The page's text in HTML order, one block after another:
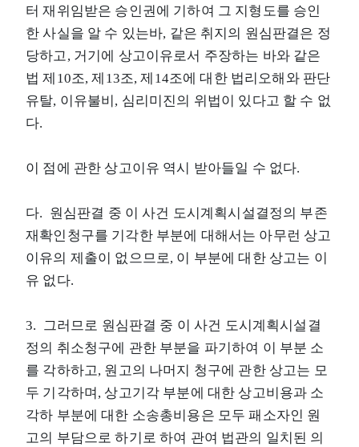
터 재위임받은 승인권에 기하여 그 지형도를 승인
한 사실을 알 수 있는바, 같은 취지의 원심판결은 정
당하고, 거기에 상고이유로서 주장하는 바와 같은
법 제10조, 제13조, 제14조에 대한 법리오해와 판단
유탈, 이유불비, 심리미진의 위법이 있다고 할 수 없
다.
이 점에 관한 상고이유 역시 받아들일 수 없다.
다. 원심판결 중 이 사건 도시계획시설결정의 부존
재확인청구를 기각한 부분에 대해서는 아무런 상고
이유의 제출이 없으므로, 이 부분에 대한 상고는 이
유 없다.
3. 그러므로 원심판결 중 이 사건 도시계획시설결
정의 취소청구에 관한 부분을 파기하여 이 부분 소
를 각하하고, 원고의 나머지 청구에 관한 상고는 모
두 기각하며, 상고기각 부분에 대한 상고비용과 소
각하 부분에 대한 소송총비용은 모두 패소자인 원
고의 부담으로 하기로 하여 관여 법관의 일치된 의